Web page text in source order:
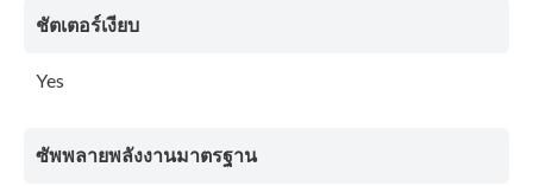
ชัตเตอร์เงียบ
Yes
ซัพพลายพลังงานมาตรฐาน